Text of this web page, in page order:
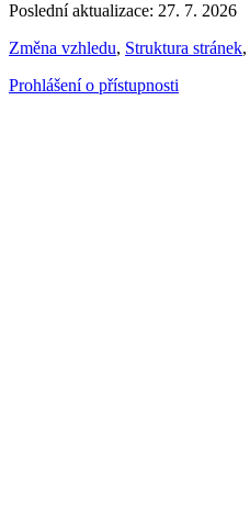
Poslední aktualizace: 27. 7. 2026
Změna vzhledu, Struktura stránek,
Prohlášení o přístupnosti